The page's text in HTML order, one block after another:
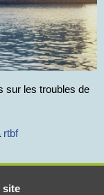
sur les troubles de
rtbf
site